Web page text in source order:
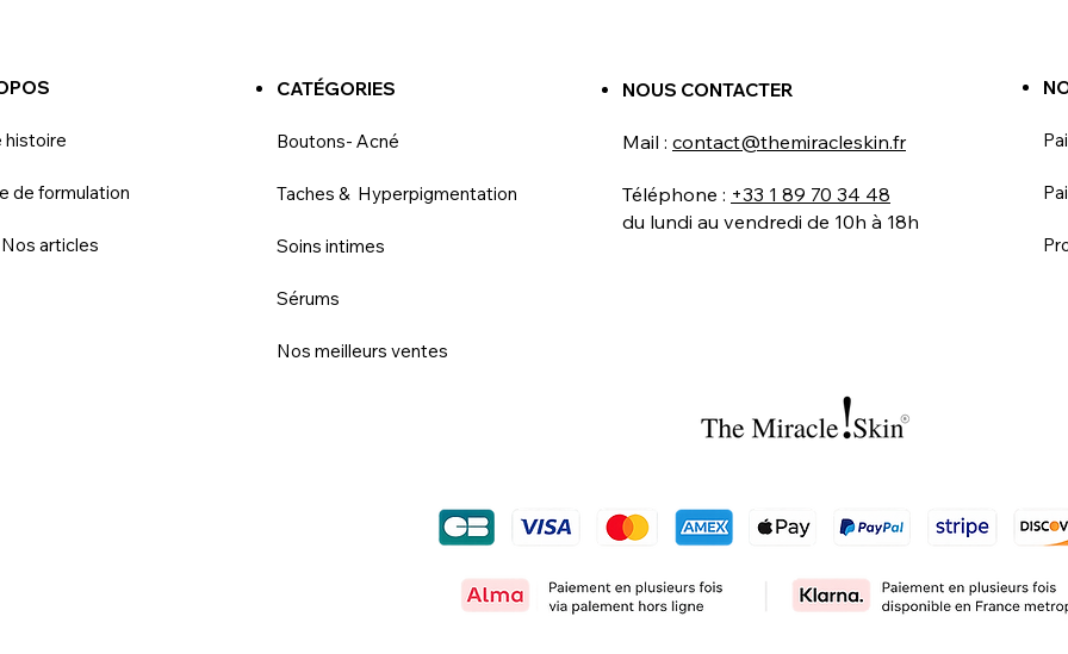
histoire
de formulation
articles
CATÉGORIES
Boutons- Acné
Taches & Hyperpigmentation
Soins intimes
Sérums
Nos meilleurs ventes
NOUS CONTACTER
Mail : contact@themiracleskin.fr
Téléphone : +33 1 89 70 34 48
du lundi au vendredi de 10h à 18h